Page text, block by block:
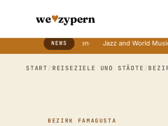
we♥zypern
NEWS
Breaking News Ticker
mit alten Bräuchen· Jazz and World Music auf
START/ REISEZIELE UND STÄDTE/
BEZIRK FAMAGUSTA